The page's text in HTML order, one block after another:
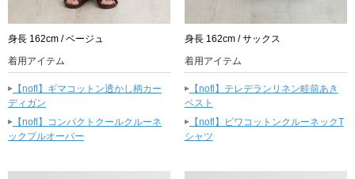
身長 162cm / ベージュ
着用アイテム
▸ 【nofl】ギマコットン透かし柄カー
ディガン
▸ 【nofl】コンパクトクールクルーネ
ックプルオーバー
身長 162cm / サックス
着用アイテム
▸【nofl】テレデランリネン畦前あき
ベスト
▸【nofl】ビワコットンクルーネックT
シャツ